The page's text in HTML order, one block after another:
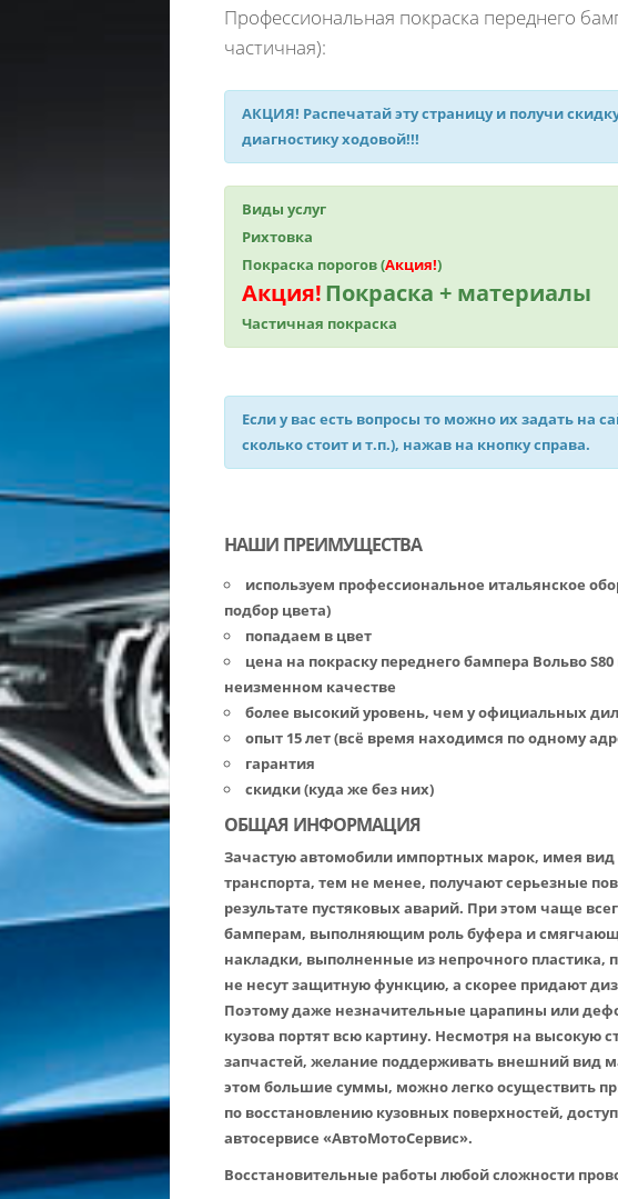
Профессиональная покраска переднего
частичная):
АКЦИЯ! Распечатай эту страницу и получи
диагностику ходовой!!!
Виды услуг
Рихтовка
Покраска порогов (Акция!)
Акция!Покраска + материалы
Частичная покраска
Если у вас есть вопросы то можно их задать на
сколько стоит и т.п.), нажав на кнопку справа.
НАШИ ПРЕИМУЩЕСТВА
используем профессиональное итальянское
подбор цвета)
попадаем в цвет
цена на покраску переднего бампера Вольво
неизменном качестве
более высокий уровень, чем у официальных
опыт 15 лет (всё время находимся по одному
гарантия
скидки (куда же без них)
ОБЩАЯ ИНФОРМАЦИЯ
Зачастую автомобили импортных марок, имея вид
транспорта, тем не менее, получают серьезные
результате пустяковых аварий. При этом чаще
бамперам, выполняющим роль буфера и
накладки, выполненные из непрочного пластика,
не несут защитную функцию, а скорее придают
Поэтому даже незначительные царапины или
кузова портят всю картину. Несмотря на высокую
запчастей, желание поддерживать внешний вид
этом большие суммы, можно легко осуществить
по восстановлению кузовных поверхностей,
автосервисе «АвтоМотоСервис».
Восстановительные работы любой сложности